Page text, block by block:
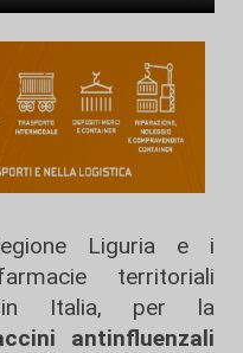
Liguria e i
territoriali
in Italia, per la
antinfluenzali